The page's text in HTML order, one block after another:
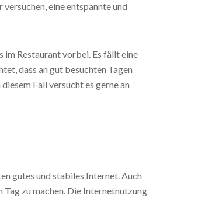
eine entspannte und
im Restaurant vorbei. Es fällt eine
dass an gut besuchten Tagen
Fall versucht es gerne an
gutes und stabiles Internet. Auch
zu machen. Die Internetnutzung